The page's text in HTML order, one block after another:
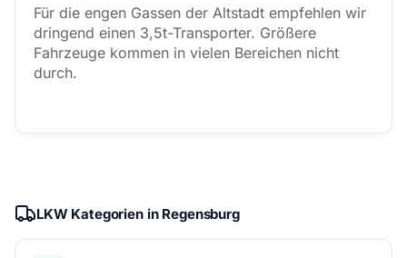
Für die engen Gassen der Altstadt empfehlen wir
dringend einen 3,5t-Transporter. Größere
Fahrzeuge kommen in vielen Bereichen nicht
durch.
LKW Kategorien in Regensburg